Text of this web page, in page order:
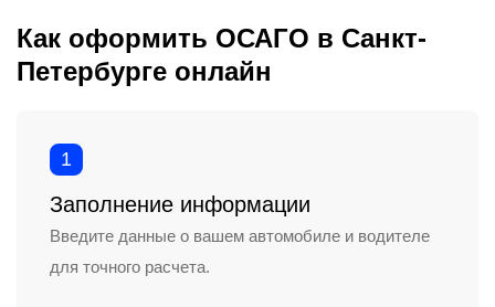
Как оформить ОСАГО в Санкт-
Петербурге онлайн
1
Заполнение информации
Введите данные о вашем автомобиле и водителе
для точного расчета.